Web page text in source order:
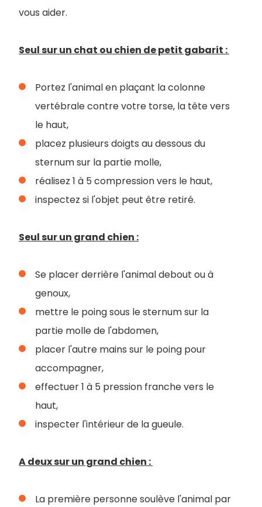
vous aider.
Seul sur un chat ou chien de petit gabarit :
Portez l'animal en plaçant la colonne
vertébrale contre votre torse, la tête vers
le haut,
placez plusieurs doigts au dessous du
sternum sur la partie molle,
réalisez 1 à 5 compression vers le haut,
inspectez si l'objet peut être retiré.
Seul sur un grand chien :
Se placer derrière l'animal debout ou à
genoux,
mettre le poing sous le sternum sur la
partie molle de l'abdomen,
placer l'autre mains sur le poing pour
accompagner,
effectuer 1 à 5 pression franche vers le
haut,
inspecter l'intérieur de la gueule.
A deux sur un grand chien :
La première personne soulève l'animal par